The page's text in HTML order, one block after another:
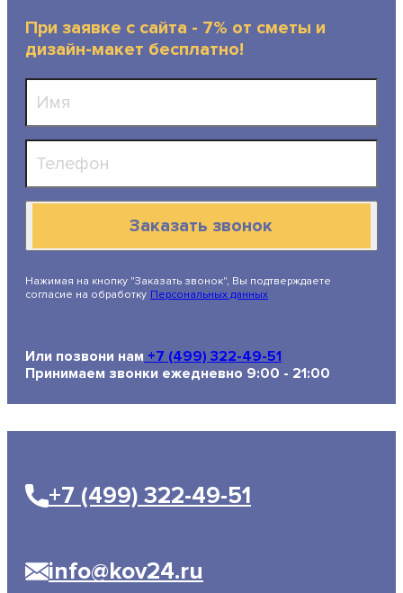
При заявке с сайта - 7% от сметы и
дизайн-макет бесплатно!
Заказать звонок
Или позвони нам +7 (499) 322-49-51
Принимаем звонки ежедневно 9:00 - 21:00
Нажимая на кнопку "Заказать звонок", Вы подтверждаете
согласие на обработку Персональных данных
+7 (499) 322-49-51
info@kov24.ru